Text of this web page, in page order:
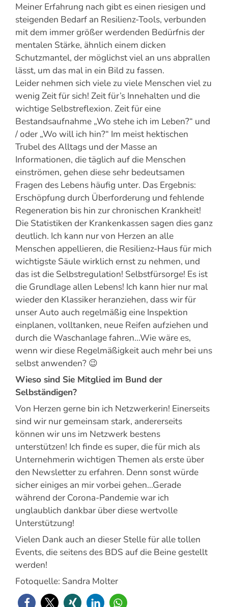
Meiner Erfahrung nach gibt es einen riesigen und
steigenden Bedarf an Resilienz-Tools, verbunden
mit dem immer größer werdenden Bedürfnis der
mentalen Stärke, ähnlich einem dicken
Schutzmantel, der möglichst viel an uns abprallen
lässt, um das mal in ein Bild zu fassen.
Leider nehmen sich viele zu viele Menschen viel zu
wenig Zeit für sich! Zeit für’s Innehalten und die
wichtige Selbstreflexion. Zeit für eine
Bestandsaufnahme „Wo stehe ich im Leben?“ und
/ oder „Wo will ich hin?“ Im meist hektischen
Trubel des Alltags und der Masse an
Informationen, die täglich auf die Menschen
einströmen, gehen diese sehr bedeutsamen
Fragen des Lebens häufig unter. Das Ergebnis:
Erschöpfung durch Überforderung und fehlende
Regeneration bis hin zur chronischen Krankheit!
Die Statistiken der Krankenkassen sagen dies ganz
deutlich. Ich kann nur von Herzen an alle
Menschen appellieren, die Resilienz-Haus für mich
wichtigste Säule wirklich ernst zu nehmen, und
das ist die Selbstregulation! Selbstfürsorge! Es ist
die Grundlage allen Lebens! Ich kann hier nur mal
wieder den Klassiker heranziehen, dass wir für
unser Auto auch regelmäßig eine Inspektion
einplanen, volltanken, neue Reifen aufziehen und
durch die Waschanlage fahren…Wie wäre es,
wenn wir diese Regelmäßigkeit auch mehr bei uns
selbst anwenden? 😉
Wieso sind Sie Mitglied im Bund der
Selbständigen?
Von Herzen gerne bin ich Netzwerkerin! Einerseits
sind wir nur gemeinsam stark, andererseits
können wir uns im Netzwerk bestens
unterstützen! Ich finde es super, die für mich als
Unternehmerin wichtigen Themen als erste über
den Newsletter zu erfahren. Denn sonst würde
sicher einiges an mir vorbei gehen…Gerade
während der Corona-Pandemie war ich
unglaublich dankbar über diese wertvolle
Unterstützung!
Vielen Dank auch an dieser Stelle für alle tollen
Events, die seitens des BDS auf die Beine gestellt
werden!
Fotoquelle: Sandra Molter